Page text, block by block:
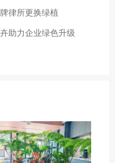
律所更换绿植
助力企业绿色升级